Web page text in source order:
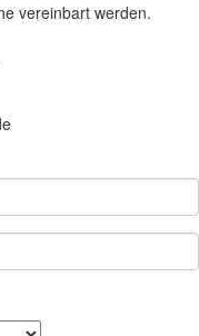
vereinbart werden.